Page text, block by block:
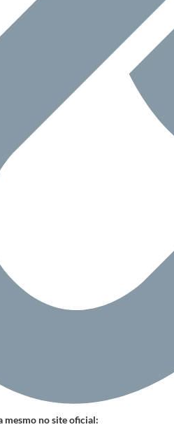
mesmo no site oficial: